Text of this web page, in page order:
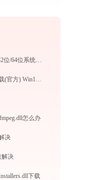
CODEX64.dll下载指南：解决32位/64位系统DLL缺失问题的完整方案
(2025最新)兄弟7520dw驱动下载(官方) Win10/Win11支持
怎么办
决
解决
下载